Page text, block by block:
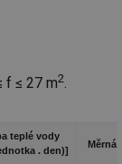
f ≤ 27 m2.
teplé vody
. den)]
Měrná